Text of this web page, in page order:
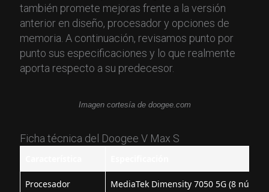
también promete mejoras frente a la versión
anterior en diseño, procesador y opciones de
memoria. A continuación, revisamos punto por
punto sus especificaciones y lo que realmente
aporta respecto a su predecesor.
Imagen cortesía de doogee.com
Ficha técnica del Doogee V Max S
Procesador MediaTek Dimensity 7050 5G (8